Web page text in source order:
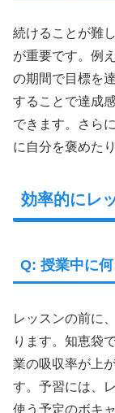
続けることが難
が重要です。例
の期間で目標を
することで達成
できます。さら
に自分を褒めた
効率的にレ
Q: 授業中に
レッスンの前に
ります。知恵袋
業の吸収率が上
す。予習には、
使う予定のボキ